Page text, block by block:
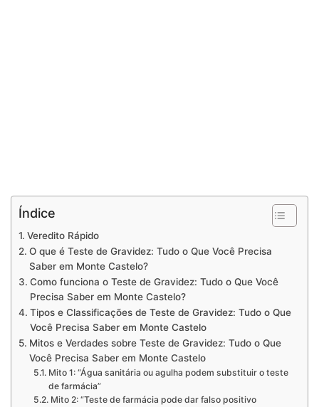
Índice
Veredito Rápido
O que é Teste de Gravidez: Tudo o Que Você Precisa
Saber em Monte Castelo?
Como funciona o Teste de Gravidez: Tudo o Que Você
Precisa Saber em Monte Castelo?
Tipos e Classificações de Teste de Gravidez: Tudo o Que
Você Precisa Saber em Monte Castelo
Mitos e Verdades sobre Teste de Gravidez: Tudo o Que
Você Precisa Saber em Monte Castelo
Mito 1: “Água sanitária ou agulha podem substituir o teste
de farmácia”
Mito 2: “Teste de farmácia pode dar falso positivo